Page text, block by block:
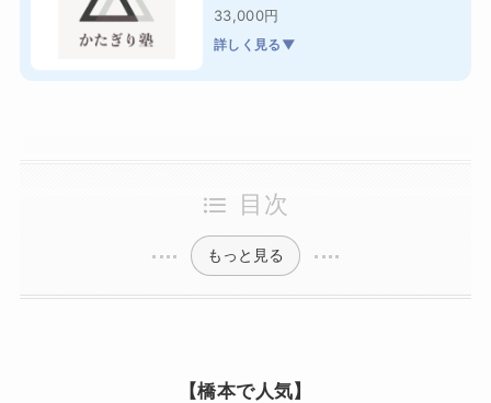
33,000円
詳しく見る▼
目次
もっと見る
【橋本で人気】